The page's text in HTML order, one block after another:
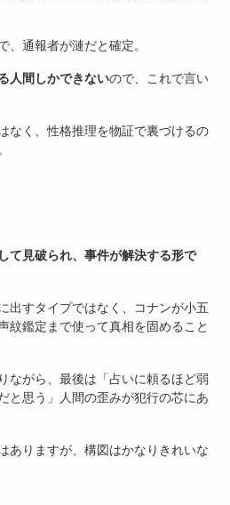
、通報者が漣だと確定。
人間しかできないので、これで言い
なく、性格推理を物証で裏づけるの
て見破られ、事件が解決する形で
出すタイプではなく、コナンが小五
紋鑑定まで使って真相を固めること
ながら、最後は「占いに頼るほど弱
と思う」人間の歪みが犯行の芯にあ
ありますが、構図はかなりきれいな